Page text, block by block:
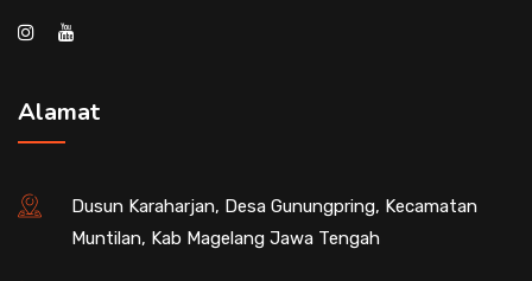
Alamat
Dusun Karaharjan, Desa Gunungpring, Kecamatan
Muntilan, Kab Magelang Jawa Tengah